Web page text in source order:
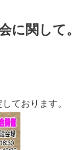
に関して。
ております。